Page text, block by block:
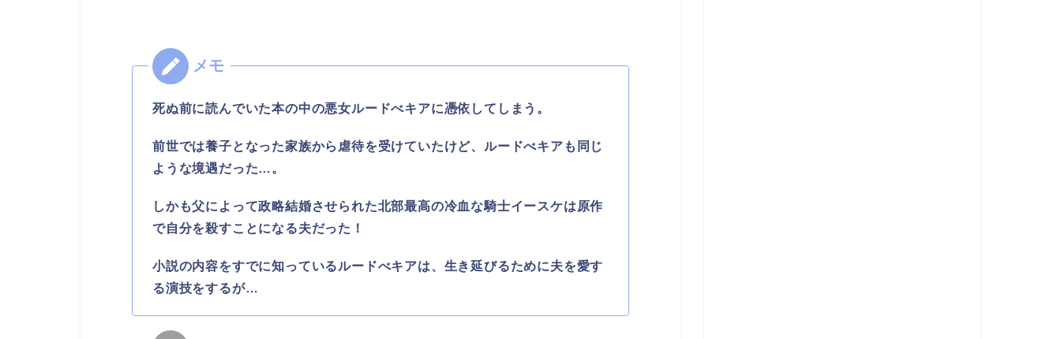
死ぬ前に読んでいた本の中の悪女ルードべキアに憑依してしまう。
前世では養子となった家族から虐待を受けていたけど、ルードべキアも同じ
ような境遇だった…。
しかも父によって政略結婚させられた北部最高の冷血な騎士イースケは原作
で自分を殺すことになる夫だった！
小説の内容をすでに知っているルードべキアは、生き延びるために夫を愛す
る演技をするが…